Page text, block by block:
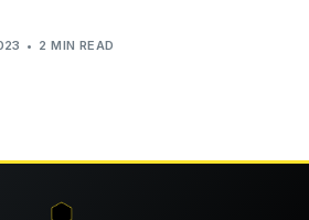
2 MIN READ